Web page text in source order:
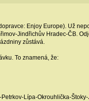
Enjoy Europe). Už
Jindřichův Hradec-ČB.
zůstává.
To znamená, že:
Lípa-Okrouhlička-